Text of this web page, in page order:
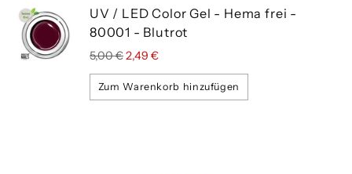
UV / LED Color Gel - Hema frei -
80001 - Blutrot
Regulärer
Preis
5,00 €2,49 €
Zum Warenkorb hinzufügen